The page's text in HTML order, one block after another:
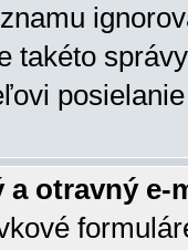
takéto
a otravný e-